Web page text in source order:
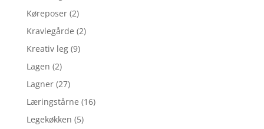
Køreposer (2)
Kravlegårde (2)
Kreativ leg (9)
Lagen (2)
Lagner (27)
Læringstårne (16)
Legekøkken (5)